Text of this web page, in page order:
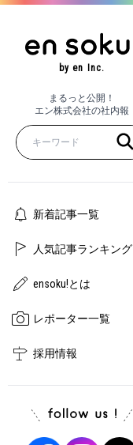
by en Inc.
まるっと公開！
エン株式会社の社内報
新着記事一覧
人気記事ランキング
ensoku!とは
レポーター一覧
採用情報